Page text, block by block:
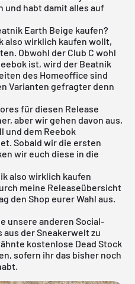
und habt damit alles auf
Earth Beige kaufen?
also wirklich kaufen wollt,
Obwohl der Club C wohl
ist, wird der Beatnik
des Homeoffice sind
Varianten gefragter denn
für diesen Release
aber wir gehen davon aus,
und dem Reebok
Sobald wir die ersten
wir euch diese in die
also wirklich kaufen
meine Releaseübersicht
den Shop eurer Wahl aus.
unsere anderen Social-
aus der Sneakerwelt zu
kostenlose Dead Stock
sofern ihr das bisher noch